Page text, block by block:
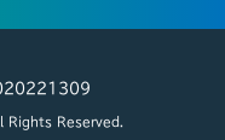
Rights Reserved.